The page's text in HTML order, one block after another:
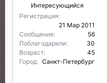
Интересующийся
Регистрация
21 Мар 2011
Сообщения
56
Поблагодарили
30
Возраст
45
Город
Санкт-Петербург